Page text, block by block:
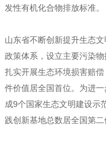
发性有机化合物排放标准。
山东省不断创新提升生态
政策体系，设立主要污染
扎实开展生态环境损害赔
件价值居全国首位。为进
成9个国家生态文明建设示
践创新基地总数居全国第二